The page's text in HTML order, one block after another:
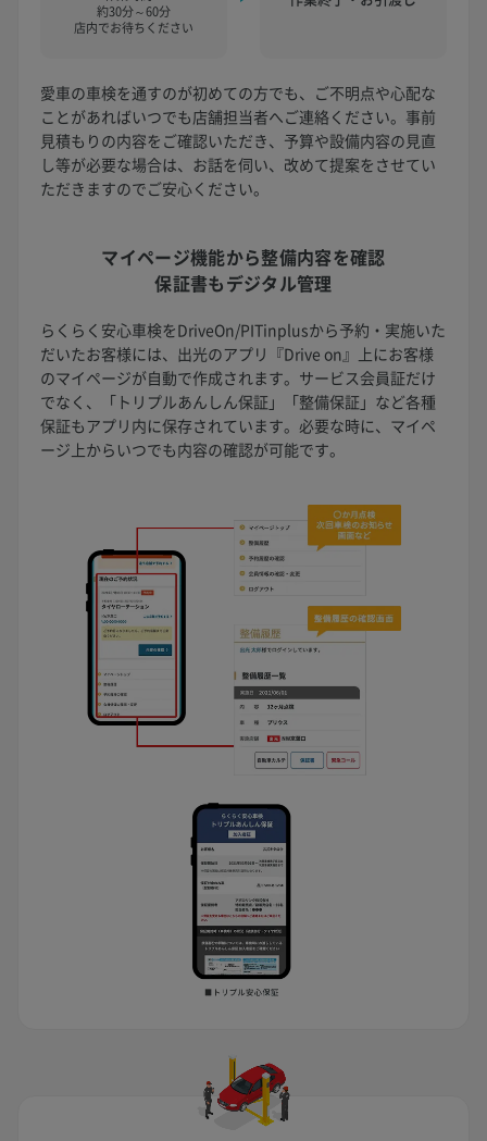
約30分～60分
店内でお待ちください
愛車の車検を通すのが初めての方でも、ご不明点や心配な
ことがあればいつでも店舗担当者へご連絡ください。事前
見積もりの内容をご確認いただき、予算や設備内容の見直
し等が必要な場合は、お話を伺い、改めて提案をさせてい
ただきますのでご安心ください。
マイページ機能から整備内容を確認
保証書もデジタル管理
らくらく安心車検をDriveOn/PITinplusから予約・実施いた
だいたお客様には、出光のアプリ『Drive on』上にお客様
のマイページが自動で作成されます。サービス会員証だけ
でなく、「トリプルあんしん保証」「整備保証」など各種
保証もアプリ内に保存されています。必要な時に、マイペ
ージ上からいつでも内容の確認が可能です。